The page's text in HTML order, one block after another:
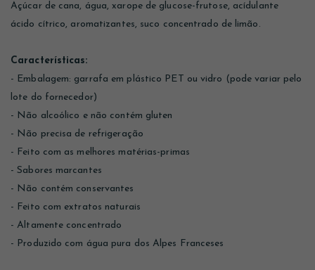
Açúcar de cana, água, xarope de glucose-frutose, acídulante
ácido cítrico, aromatizantes, suco concentrado de limão.
Características:
- Embalagem: garrafa em plástico PET ou vidro (pode variar pelo
lote do fornecedor)
- Não alcoólico e não contém gluten
- Não precisa de refrigeração
- Feito com as melhores matérias-primas
- Sabores marcantes
- Não contém conservantes
- Feito com extratos naturais
- Altamente concentrado
- Produzido com água pura dos Alpes Franceses